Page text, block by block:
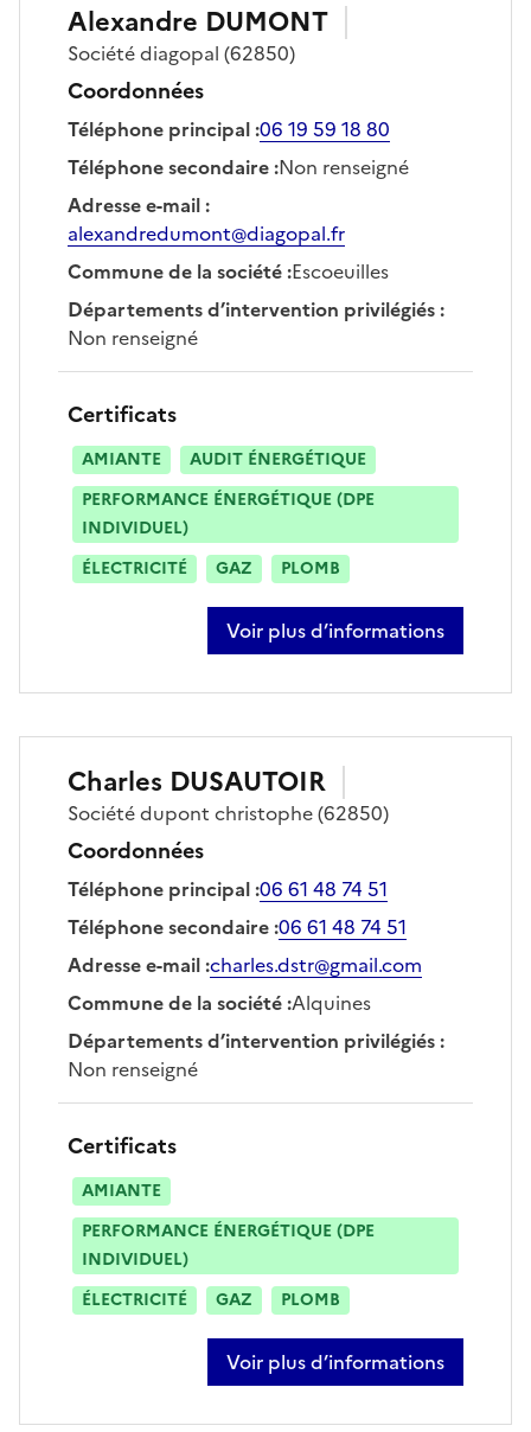
Alexandre DUMONT
Sociétédiagopal (62850)
Coordonnées
Téléphone principal:06 19 59 18 80
Téléphone secondaire:Non renseigné
Adresse e-mail:
alexandredumont@diagopal.fr
Commune de la société:Escoeuilles
Départements d’intervention privilégiés:
Non renseigné
Certificats
AMIANTE
AUDIT ÉNERGÉTIQUE
PERFORMANCE ÉNERGÉTIQUE (DPE
INDIVIDUEL)
ÉLECTRICITÉ
GAZ PLOMB
Voir plus d’informations
sur alexandre dumont
Charles DUSAUTOIR
Sociétédupont christophe(62850)
Coordonnées
Téléphone principal:06 61 48 74 51
Téléphone secondaire:06 61 48 74 51
Adresse e-mail:charles.dstr@gmail.com
Commune de la société:Alquines
Départements d’intervention privilégiés:
Non renseigné
Certificats
AMIANTE
PERFORMANCE ÉNERGÉTIQUE (DPE
INDIVIDUEL)
ÉLECTRICITÉ
GAZ PLOMB
Voir plus d’informations
sur charles dusautoir